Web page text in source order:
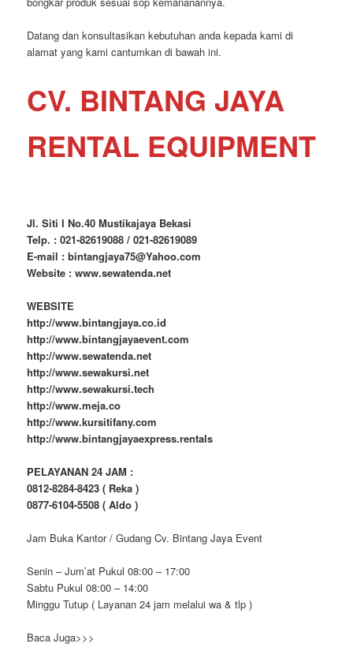
Datang dan konsultasikan kebutuhan anda kepada kami di
alamat yang kami cantumkan di bawah ini.
CV. BINTANG JAYA
RENTAL EQUIPMENT
Jl. Siti I No.40 Mustikajaya Bekasi
Telp. : 021-82619088 / 021-82619089
E-mail : bintangjaya75@Yahoo.com
Website : www.sewatenda.net
WEBSITE
http://www.bintangjaya.co.id
http://www.bintangjayaevent.com
http://www.sewatenda.net
http://www.sewakursi.net
http://www.sewakursi.tech
http://www.meja.co
http://www.kursitifany.com
http://www.bintangjayaexpress.rentals
PELAYANAN 24 JAM :
0812-8284-8423 ( Reka )
0877-6104-5508 ( Aldo )
Jam Buka Kantor / Gudang Cv. Bintang Jaya Event
Senin – Jum’at Pukul 08:00 – 17:00
Sabtu Pukul 08:00 – 14:00
Minggu Tutup ( Layanan 24 jam melalui wa & tlp )
Baca Juga>>>